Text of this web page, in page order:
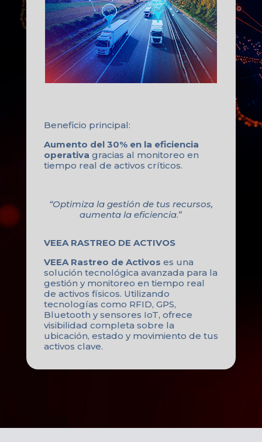
Beneficio principal:
Aumento del 30% en la eficiencia
operativa gracias al monitoreo en
tiempo real de activos críticos.
“Optimiza la gestión de tus recursos,
aumenta la eficiencia.”
VEEA RASTREO DE ACTIVOS
VEEA Rastreo de Activos es una
solución tecnológica avanzada para la
gestión y monitoreo en tiempo real
de activos físicos. Utilizando
tecnologías como RFID, GPS,
Bluetooth y sensores IoT, ofrece
visibilidad completa sobre la
ubicación, estado y movimiento de tus
activos clave.